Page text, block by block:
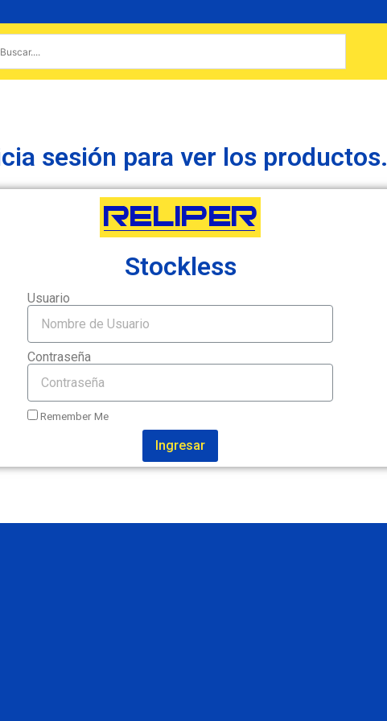
sesión para ver los productos.
Stockless
Usuario
Contraseña
Remember Me
Ingresar